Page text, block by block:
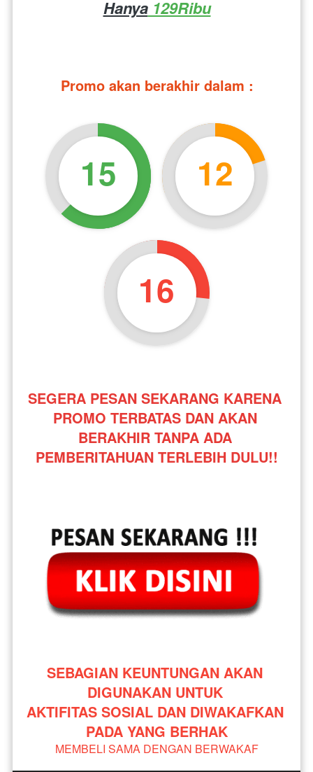
Hanya 129Ribu
Promo akan berakhir dalam :
15 12
16
SEGERA PESAN SEKARANG KARENA
PROMO TERBATAS DAN AKAN
BERAKHIR TANPA ADA
PEMBERITAHUAN TERLEBIH DULU!!
SEBAGIAN KEUNTUNGAN AKAN
DIGUNAKAN UNTUK
AKTIFITAS SOSIAL DAN DIWAKAFKAN
PADA YANG BERHAK
MEMBELI SAMA DENGAN BERWAKAF